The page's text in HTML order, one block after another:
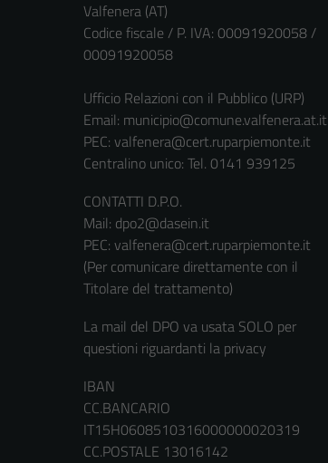
Valfenera (AT)
Codice fiscale / P. IVA: 00091920058 /
00091920058
Ufficio Relazioni con il Pubblico (URP)
Email: municipio@comune.valfenera.at.it
PEC: valfenera@cert.ruparpiemonte.it
Centralino unico: Tel. 0141 939125
CONTATTI D.P.O.
Mail: dpo2@dasein.it
PEC: valfenera@cert.ruparpiemonte.it
(Per comunicare direttamente con il
Titolare del trattamento)
La mail del DPO va usata SOLO per
questioni riguardanti la privacy
IBAN
CC.BANCARIO
IT15H0608510316000000020319
CC.POSTALE 13016142